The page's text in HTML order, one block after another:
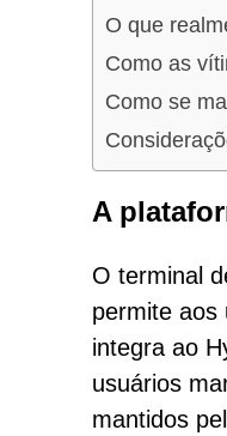
O que
Como as
Como se
A
O terminal
permite aos
integra ao
usuários
mantidos